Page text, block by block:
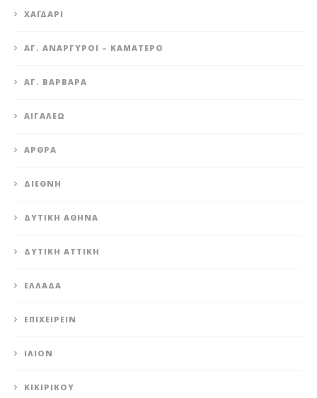
XΑΪΔΆΡΙ
ΆΓ. ΑΝΆΡΓΥΡΟΙ – KΑΜΑΤΕΡΌ
ΑΓ. ΒΑΡΒΆΡΑ
ΑΙΓΆΛΕΩ
ΆΡΘΡΑ
ΔΙΕΘΝΉ
ΔΥΤΙΚΉ ΑΘΉΝΑ
ΔΥΤΙΚΉ ΑΤΤΙΚΉ
ΕΛΛΆΔΑ
ΕΠΙΧΕΙΡΕΊΝ
ΊΛΙΟΝ
ΚΙΚΙΡΙΚΟΥ